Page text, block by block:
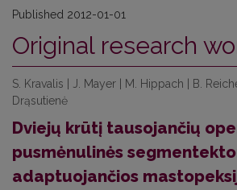
Published 2012-01-01
Original research
S. Kravalis | J. Mayer | M. Hippach | B.
Drąsutienė
Dviejų krūtį tausojančių
pusmėnulinės
adaptuojančios